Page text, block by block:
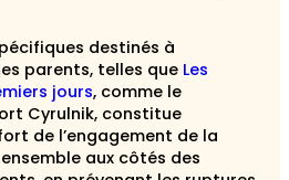
destinés à
parents, telles que Les
jours, comme le
Cyrulnik, constitue
de l’engagement de la
aux côtés des